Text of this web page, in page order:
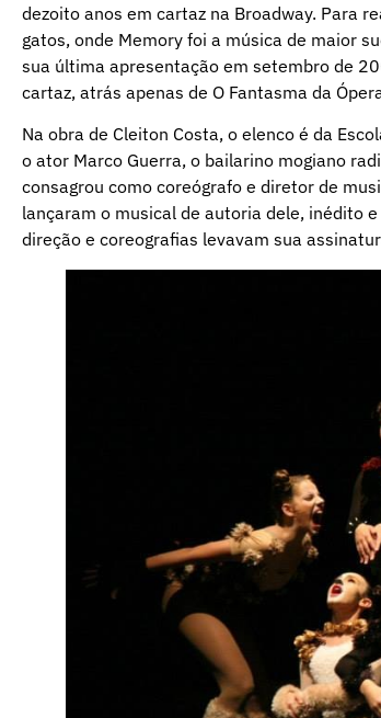
dezoito anos em cartaz na Broadway. Para
gatos, onde Memory foi a música de maior
sua última apresentação em setembro de
cartaz, atrás apenas de O Fantasma da
Na obra de Cleiton Costa, o elenco é da
o ator Marco Guerra, o bailarino mogiano
consagrou como coreógrafo e diretor de
lançaram o musical de autoria dele, inédito
direção e coreografias levavam sua